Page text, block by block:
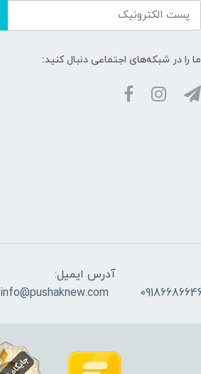
ما را در شبکه‌های اجتماعی دنبال کنید:
آدرس ایمیل:
info@pushaknew.com